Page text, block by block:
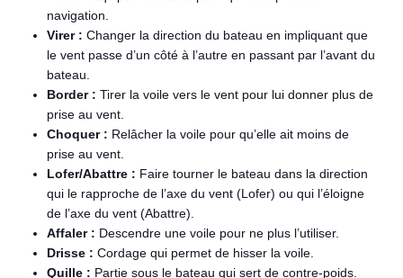
navigation.
Virer : Changer la direction du bateau en impliquant que
le vent passe d’un côté à l’autre en passant par l’avant du
bateau.
Border : Tirer la voile vers le vent pour lui donner plus de
prise au vent.
Choquer : Relâcher la voile pour qu’elle ait moins de
prise au vent.
Lofer/Abattre : Faire tourner le bateau dans la direction
qui le rapproche de l’axe du vent (Lofer) ou qui l’éloigne
de l’axe du vent (Abattre).
Affaler : Descendre une voile pour ne plus l’utiliser.
Drisse : Cordage qui permet de hisser la voile.
Quille : Partie sous le bateau qui sert de contre-poids.